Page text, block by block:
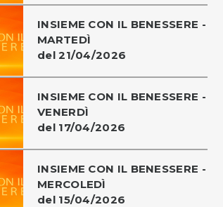
INSIEME CON IL BENESSERE -
MARTEDÌ
del 21/04/2026
INSIEME CON IL BENESSERE -
VENERDÌ
del 17/04/2026
INSIEME CON IL BENESSERE -
MERCOLEDÌ
del 15/04/2026